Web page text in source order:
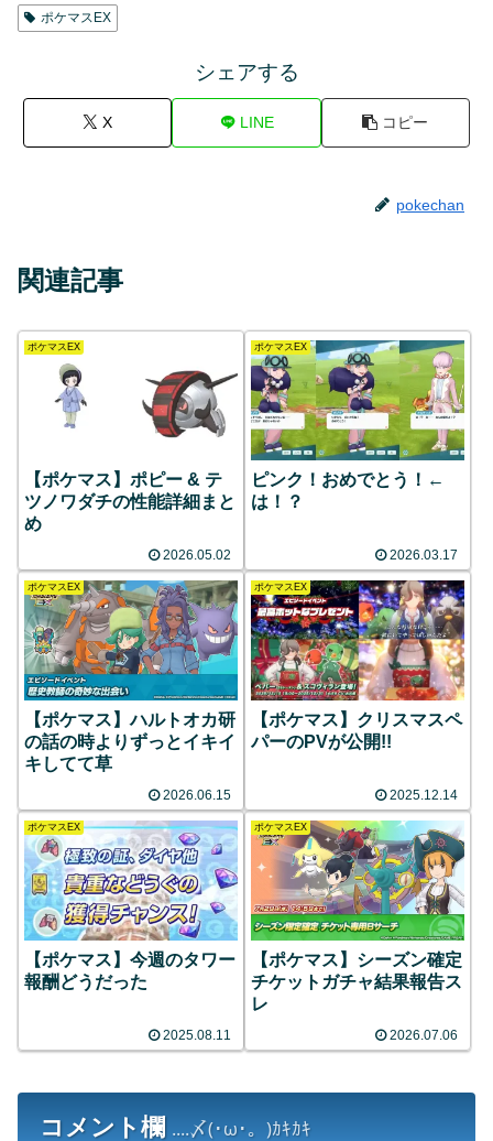
ポケマスEX
シェアする
X LINE コピー
pokechan
関連記事
ポケマスEX
【ポケマス】ポピー & テ
ツノワダチの性能詳細まと
め
2026.05.02
ポケマスEX
ピンク！おめでとう！←
は！？
2026.03.17
ポケマスEX
【ポケマス】ハルトオカ研
の話の時よりずっとイキイ
キしてて草
2026.06.15
ポケマスEX
【ポケマス】クリスマスペ
パーのPVが公開!!
2025.12.14
ポケマスEX
【ポケマス】今週のタワー
報酬どうだった
2025.08.11
ポケマスEX
【ポケマス】シーズン確定
チケットガチャ結果報告ス
レ
2026.07.06
コメント欄 ....〆(･ω･。)ｶｷｶｷ